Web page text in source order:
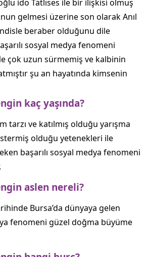
ido Tatlıses ile bir ilişkisi olmuş
gelmesi üzerine son olarak Anıl
beraber olduğunu dile
sosyal medya fenomeni
çok uzun sürmemiş ve kalbinin
şu an hayatında kimsenin
kaç yaşında?
tarzı ve katılmış olduğu yarışma
olduğu yetenekleri ile
başarılı sosyal medya fenomeni
aslen nereli?
Bursa’da dünyaya gelen
fenomeni güzel doğma büyüme